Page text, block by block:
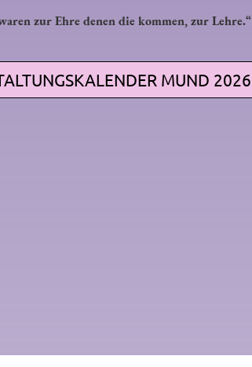
zur Ehre denen die kommen, zur Lehre.“
MUND 2026